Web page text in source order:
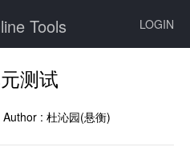
LOGIN
Tools
测试
Author : 杜沁园(悬衡)